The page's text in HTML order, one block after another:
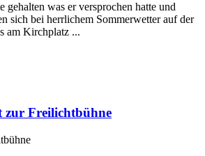
gehalten was er versprochen hatte und
sich bei herrlichem Sommerwetter auf der
am Kirchplatz ...
zur Freilichtbühne